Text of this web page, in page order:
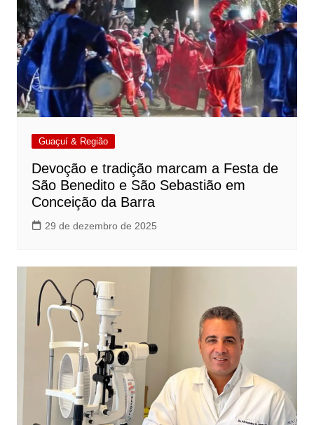
Guaçuí & Região
Devoção e tradição marcam a Festa de
São Benedito e São Sebastião em
Conceição da Barra
29 de dezembro de 2025